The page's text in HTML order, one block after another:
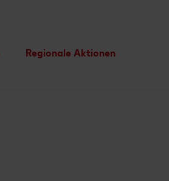
Regionale Aktionen